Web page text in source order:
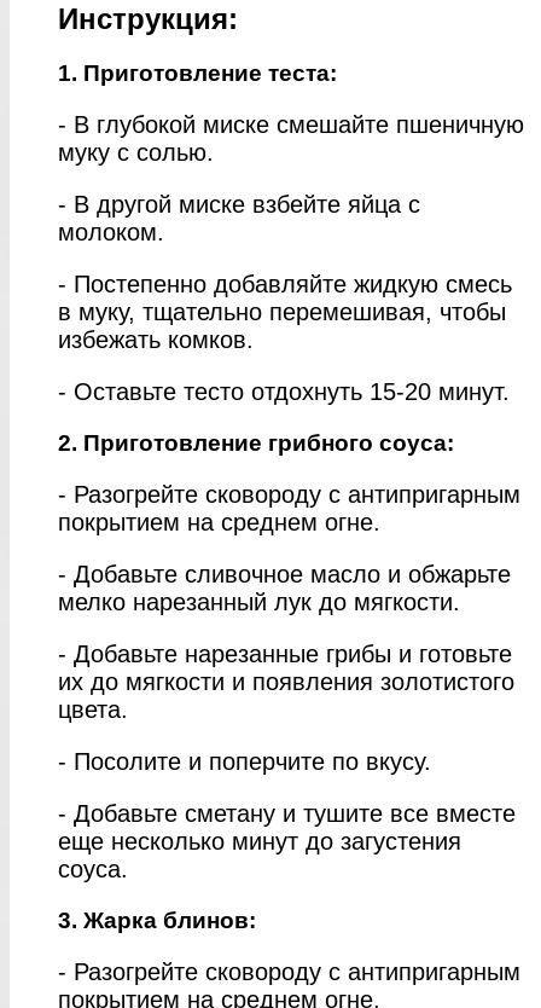
Инструкция:
1. Приготовление теста:
- В глубокой миске смешайте пшеничную
муку с солью.
- В другой миске взбейте яйца с
молоком.
- Постепенно добавляйте жидкую смесь
в муку, тщательно перемешивая, чтобы
избежать комков.
- Оставьте тесто отдохнуть 15-20 минут.
2. Приготовление грибного соуса:
- Разогрейте сковороду с антипригарным
покрытием на среднем огне.
- Добавьте сливочное масло и обжарьте
мелко нарезанный лук до мягкости.
- Добавьте нарезанные грибы и готовьте
их до мягкости и появления золотистого
цвета.
- Посолите и поперчите по вкусу.
- Добавьте сметану и тушите все вместе
еще несколько минут до загустения
соуса.
3. Жарка блинов:
- Разогрейте сковороду с антипригарным
покрытием на среднем огне.